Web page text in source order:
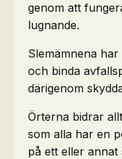
genom att
lugnande.
Slemämnena
och binda
därigenom
Örterna bidrar
som alla har en
på ett eller annat